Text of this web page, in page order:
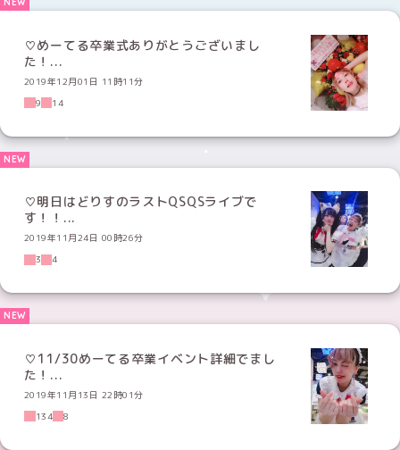
♡めーてる卒業式ありがとうございまし
た！...
2019年12月01日 11時11分
9
14
♡明日はどりすのラストQSQSライブで
す！！...
2019年11月24日 00時26分
3
4
♡11/30めーてる卒業イベント詳細でまし
た！...
2019年11月13日 22時01分
134
8